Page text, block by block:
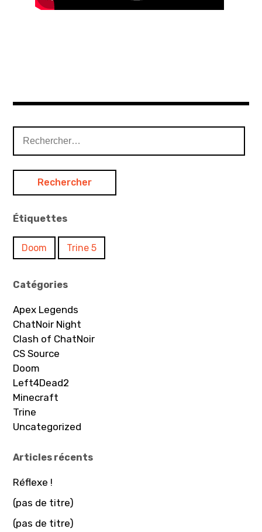
Étiquettes
Doom Trine 5
Catégories
Apex Legends
ChatNoir Night
Clash of ChatNoir
CS Source
Doom
Left4Dead2
Minecraft
Trine
Uncategorized
Articles récents
Réflexe !
(pas de titre)
(pas de titre)